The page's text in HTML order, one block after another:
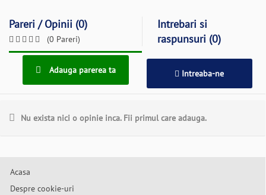
Pareri / Opinii (0)
(0 Pareri)
Intrebari si
raspunsuri (0)
Adauga parerea ta Intreaba-ne
Nu exista nici o opinie inca. Fii primul care adauga.
Acasa
Despre cookie-uri